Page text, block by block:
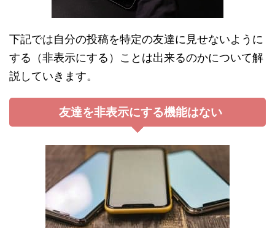
下記では自分の投稿を特定の友達に見せないように
する（非表示にする）ことは出来るのかについて解
説していきます。
友達を非表示にする機能はない